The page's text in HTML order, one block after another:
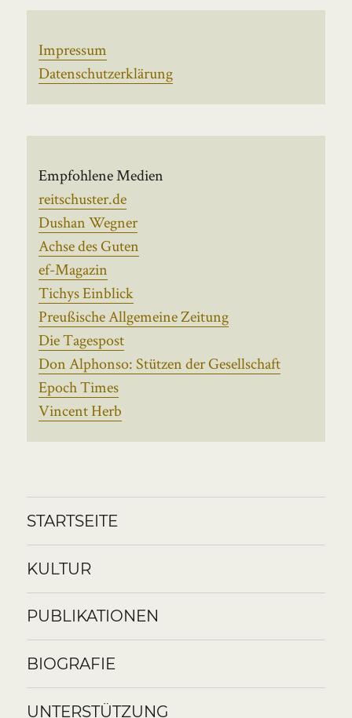
Impressum
Datenschutzerklärung
Empfohlene Medien
reitschuster.de
Dushan Wegner
Achse des Guten
ef-Magazin
Tichys Einblick
Preußische Allgemeine Zeitung
Die Tagespost
Don Alphonso: Stützen der Gesellschaft
Epoch Times
Vincent Herb
STARTSEITE
KULTUR
PUBLIKATIONEN
BIOGRAFIE
UNTERSTÜTZUNG